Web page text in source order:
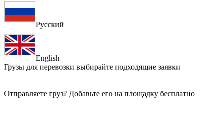
Русский
English
Грузы для перевозки выбирайте подходящие заявки
Отправляете груз? Добавьте его на площадку бесплатно